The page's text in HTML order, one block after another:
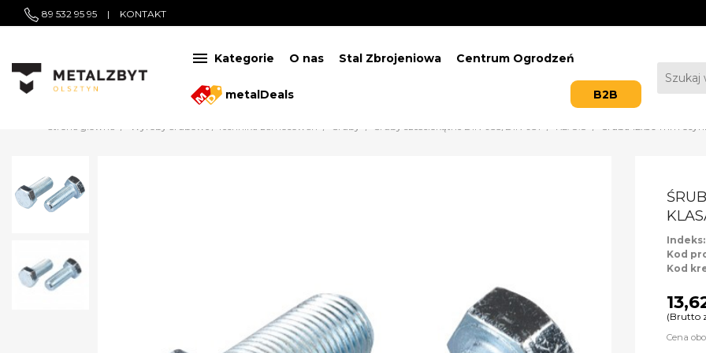
89 532 95 95 | KONTAKT
 Kategorie O nas Stal Zbrojeniowa Centrum Ogrodzeń
metalDeals B2B
Indeks:
Kod
Kod
(Brutto
Cena